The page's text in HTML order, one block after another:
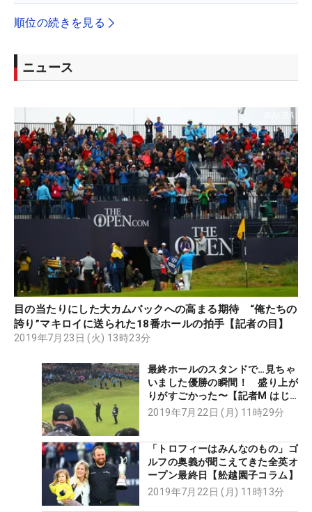
順位の続きを見る
ニュース
目の当たりにした大カムバックへの高まる期待 “俺たちの
誇り”マキロイに送られた18番ホールの拍手【記者の目】
2019年7月23日 (火) 13時23分
最終ホールのスタンドで…見ちゃ
いました優勝の瞬間！ 盛り上が
りがすごかった〜【記者M はじ
めての全英オープン＃7】
2019年7月22日 (月) 11時29分
「トロフィーはみんなのもの」ゴ
ルフの奥義が聞こえてきた全英オ
ープン最終日【舩越園子コラム】
2019年7月22日 (月) 11時13分